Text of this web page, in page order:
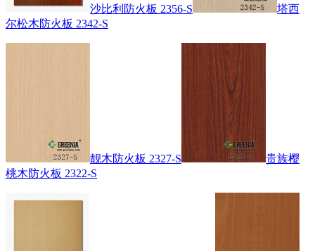
沙比利防火板 2356-S
塔西
尔松木防火板 2342-S
靓木防火板 2327-S
贵族樱
桃木防火板 2322-S